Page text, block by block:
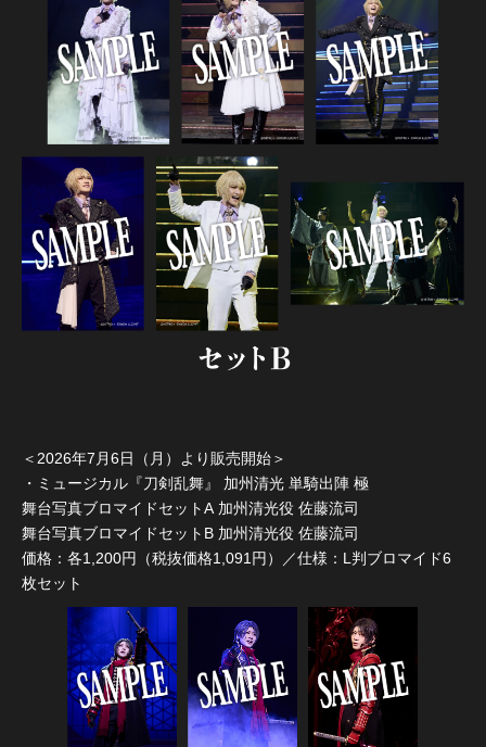
＜2026年7月6日（月）より販売開始＞
・ミュージカル『刀剣乱舞』 加州清光 単騎出陣 極
舞台写真ブロマイドセットA 加州清光役 佐藤流司
舞台写真ブロマイドセットB 加州清光役 佐藤流司
価格：各1,200円（税抜価格1,091円）／仕様：L判ブロマイド6
枚セット